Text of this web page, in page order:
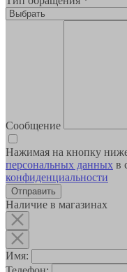
Сообщение
Нажимая на кнопку
персональных данных в
конфиденциальности
Наличие в магазинах
Имя: